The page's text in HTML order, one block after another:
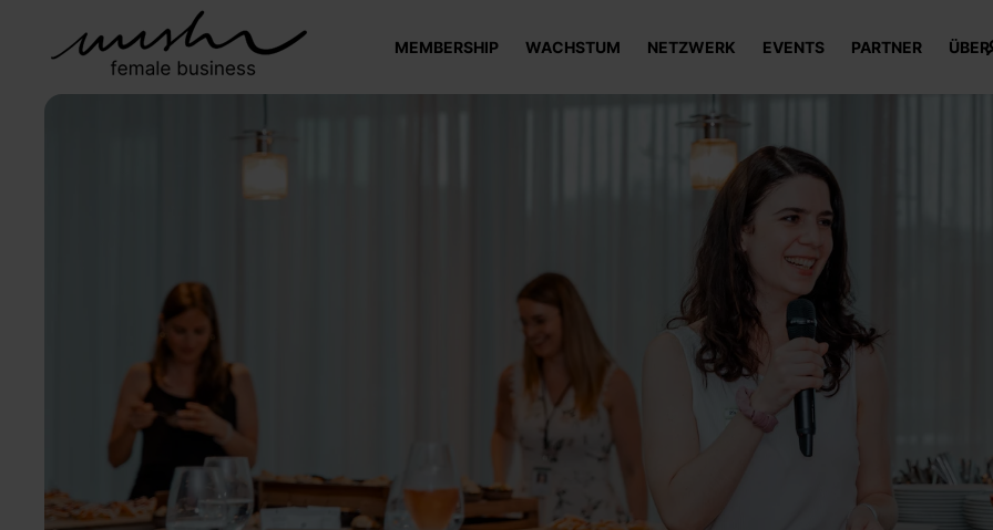
MEMBERSHIP WACHSTUM NETZWERK EVENTS PARTNER